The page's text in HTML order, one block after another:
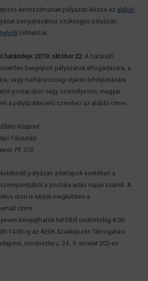
keretszámának pályázati kiírása az alábbi
benyújtásához szükséges pályázati
tölthető le.
határideje: 2019. október 22. A határidő
benyújtott pályázatok elfogadására, a
vagy méltányossági eljárás lefolytatására
postai úton vagy személyesen, magyar
a pályázatkezelő szervhez az alábbi címre:
Központ
Főosztály
Pf. 270
pályázati adatlapok esetében a
a postára adás napja számít. A
úton is kérjük megküldeni a
email címre.
benyújthatók hétfőtől csütörtökig 8.00-
14.00-ig az ÁEEK Szakképzés Támogatási
Horánszky u. 24., II. emelet 202-es